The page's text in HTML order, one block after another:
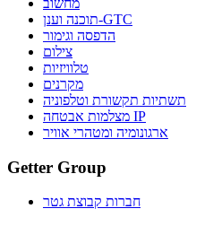
מחשוב
תוכנה וענן-GTC
הדפסה וגימור
צילום
טלוויזיות
מקרנים
תשתיות תקשורת וטלפוניה
מצלמות אבטחה IP
ארגונומיה ומטהרי אוויר
Getter Group
חברות קבוצת גטר